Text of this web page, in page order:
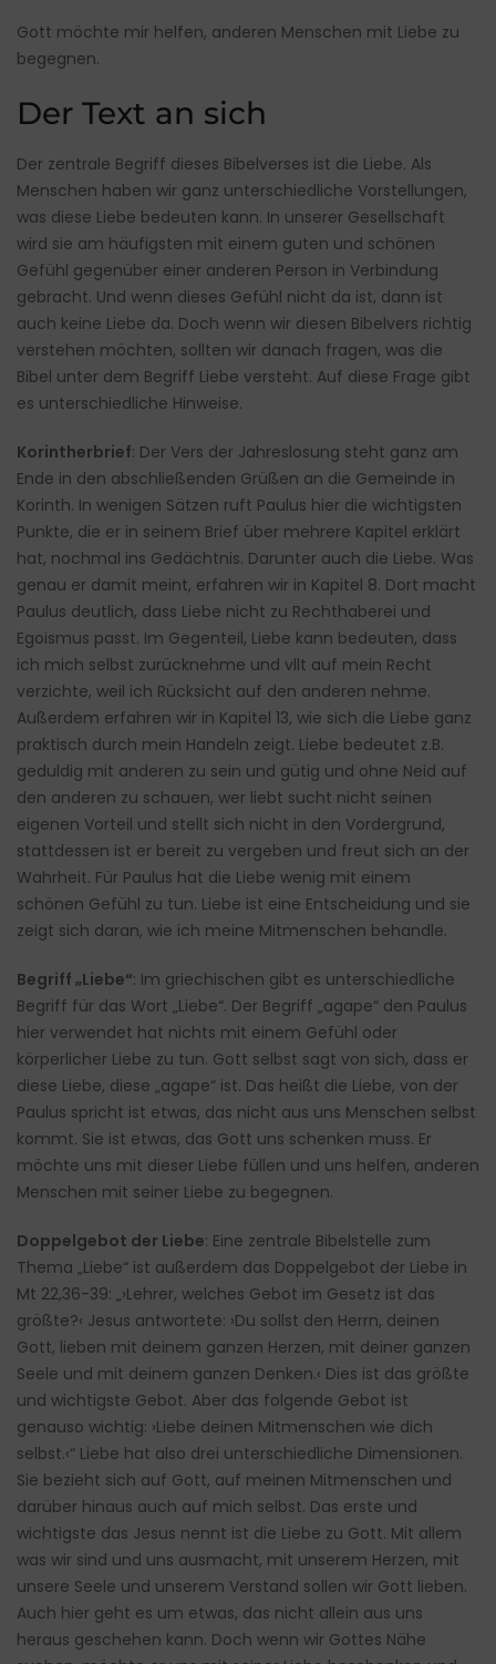
Gott möchte mir helfen, anderen Menschen mit Liebe zu
begegnen.
Der Text an sich
Der zentrale Begriff dieses Bibelverses ist die Liebe. Als
Menschen haben wir ganz unterschiedliche Vorstellungen,
was diese Liebe bedeuten kann. In unserer Gesellschaft
wird sie am häufigsten mit einem guten und schönen
Gefühl gegenüber einer anderen Person in Verbindung
gebracht. Und wenn dieses Gefühl nicht da ist, dann ist
auch keine Liebe da. Doch wenn wir diesen Bibelvers richtig
verstehen möchten, sollten wir danach fragen, was die
Bibel unter dem Begriff Liebe versteht. Auf diese Frage gibt
es unterschiedliche Hinweise.
Korintherbrief: Der Vers der Jahreslosung steht ganz am
Ende in den abschließenden Grüßen an die Gemeinde in
Korinth. In wenigen Sätzen ruft Paulus hier die wichtigsten
Punkte, die er in seinem Brief über mehrere Kapitel erklärt
hat, nochmal ins Gedächtnis. Darunter auch die Liebe. Was
genau er damit meint, erfahren wir in Kapitel 8. Dort macht
Paulus deutlich, dass Liebe nicht zu Rechthaberei und
Egoismus passt. Im Gegenteil, Liebe kann bedeuten, dass
ich mich selbst zurücknehme und vllt auf mein Recht
verzichte, weil ich Rücksicht auf den anderen nehme.
Außerdem erfahren wir in Kapitel 13, wie sich die Liebe ganz
praktisch durch mein Handeln zeigt. Liebe bedeutet z.B.
geduldig mit anderen zu sein und gütig und ohne Neid auf
den anderen zu schauen, wer liebt sucht nicht seinen
eigenen Vorteil und stellt sich nicht in den Vordergrund,
stattdessen ist er bereit zu vergeben und freut sich an der
Wahrheit. Für Paulus hat die Liebe wenig mit einem
schönen Gefühl zu tun. Liebe ist eine Entscheidung und sie
zeigt sich daran, wie ich meine Mitmenschen behandle.
Begriff „Liebe“: Im griechischen gibt es unterschiedliche
Begriff für das Wort „Liebe“. Der Begriff „agape“ den Paulus
hier verwendet hat nichts mit einem Gefühl oder
körperlicher Liebe zu tun. Gott selbst sagt von sich, dass er
diese Liebe, diese „agape“ ist. Das heißt die Liebe, von der
Paulus spricht ist etwas, das nicht aus uns Menschen selbst
kommt. Sie ist etwas, das Gott uns schenken muss. Er
möchte uns mit dieser Liebe füllen und uns helfen, anderen
Menschen mit seiner Liebe zu begegnen.
Doppelgebot der Liebe: Eine zentrale Bibelstelle zum
Thema „Liebe“ ist außerdem das Doppelgebot der Liebe in
Mt 22,36-39: „›Lehrer, welches Gebot im Gesetz ist das
größte?‹ Jesus antwortete: ›Du sollst den Herrn, deinen
Gott, lieben mit deinem ganzen Herzen, mit deiner ganzen
Seele und mit deinem ganzen Denken.‹ Dies ist das größte
und wichtigste Gebot. Aber das folgende Gebot ist
genauso wichtig: ›Liebe deinen Mitmenschen wie dich
selbst.‹“ Liebe hat also drei unterschiedliche Dimensionen.
Sie bezieht sich auf Gott, auf meinen Mitmenschen und
darüber hinaus auch auf mich selbst. Das erste und
wichtigste das Jesus nennt ist die Liebe zu Gott. Mit allem
was wir sind und uns ausmacht, mit unserem Herzen, mit
unsere Seele und unserem Verstand sollen wir Gott lieben.
Auch hier geht es um etwas, das nicht allein aus uns
heraus geschehen kann. Doch wenn wir Gottes Nähe